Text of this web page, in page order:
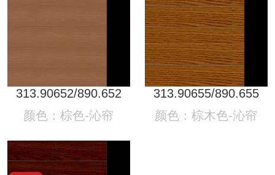
313.90652/890.652
颜色：棕色-沁帘
313.90655/890.655
颜色：棕木色-沁帘